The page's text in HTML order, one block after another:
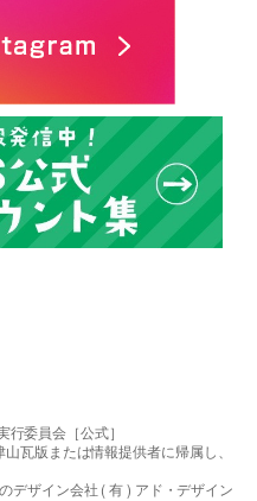
委員会［公式］
瓦版または情報提供者に帰属し、
デザイン会社 ( 有 ) アド・デザイン